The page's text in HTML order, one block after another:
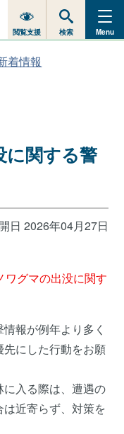
閲覧支援 検索 Menu
着情報
に関する警
日 2026年04月27日
ワグマの出没に関す
報が例年より多く
にした行動をお願
入る際は、遭遇の
近寄らず、対策を